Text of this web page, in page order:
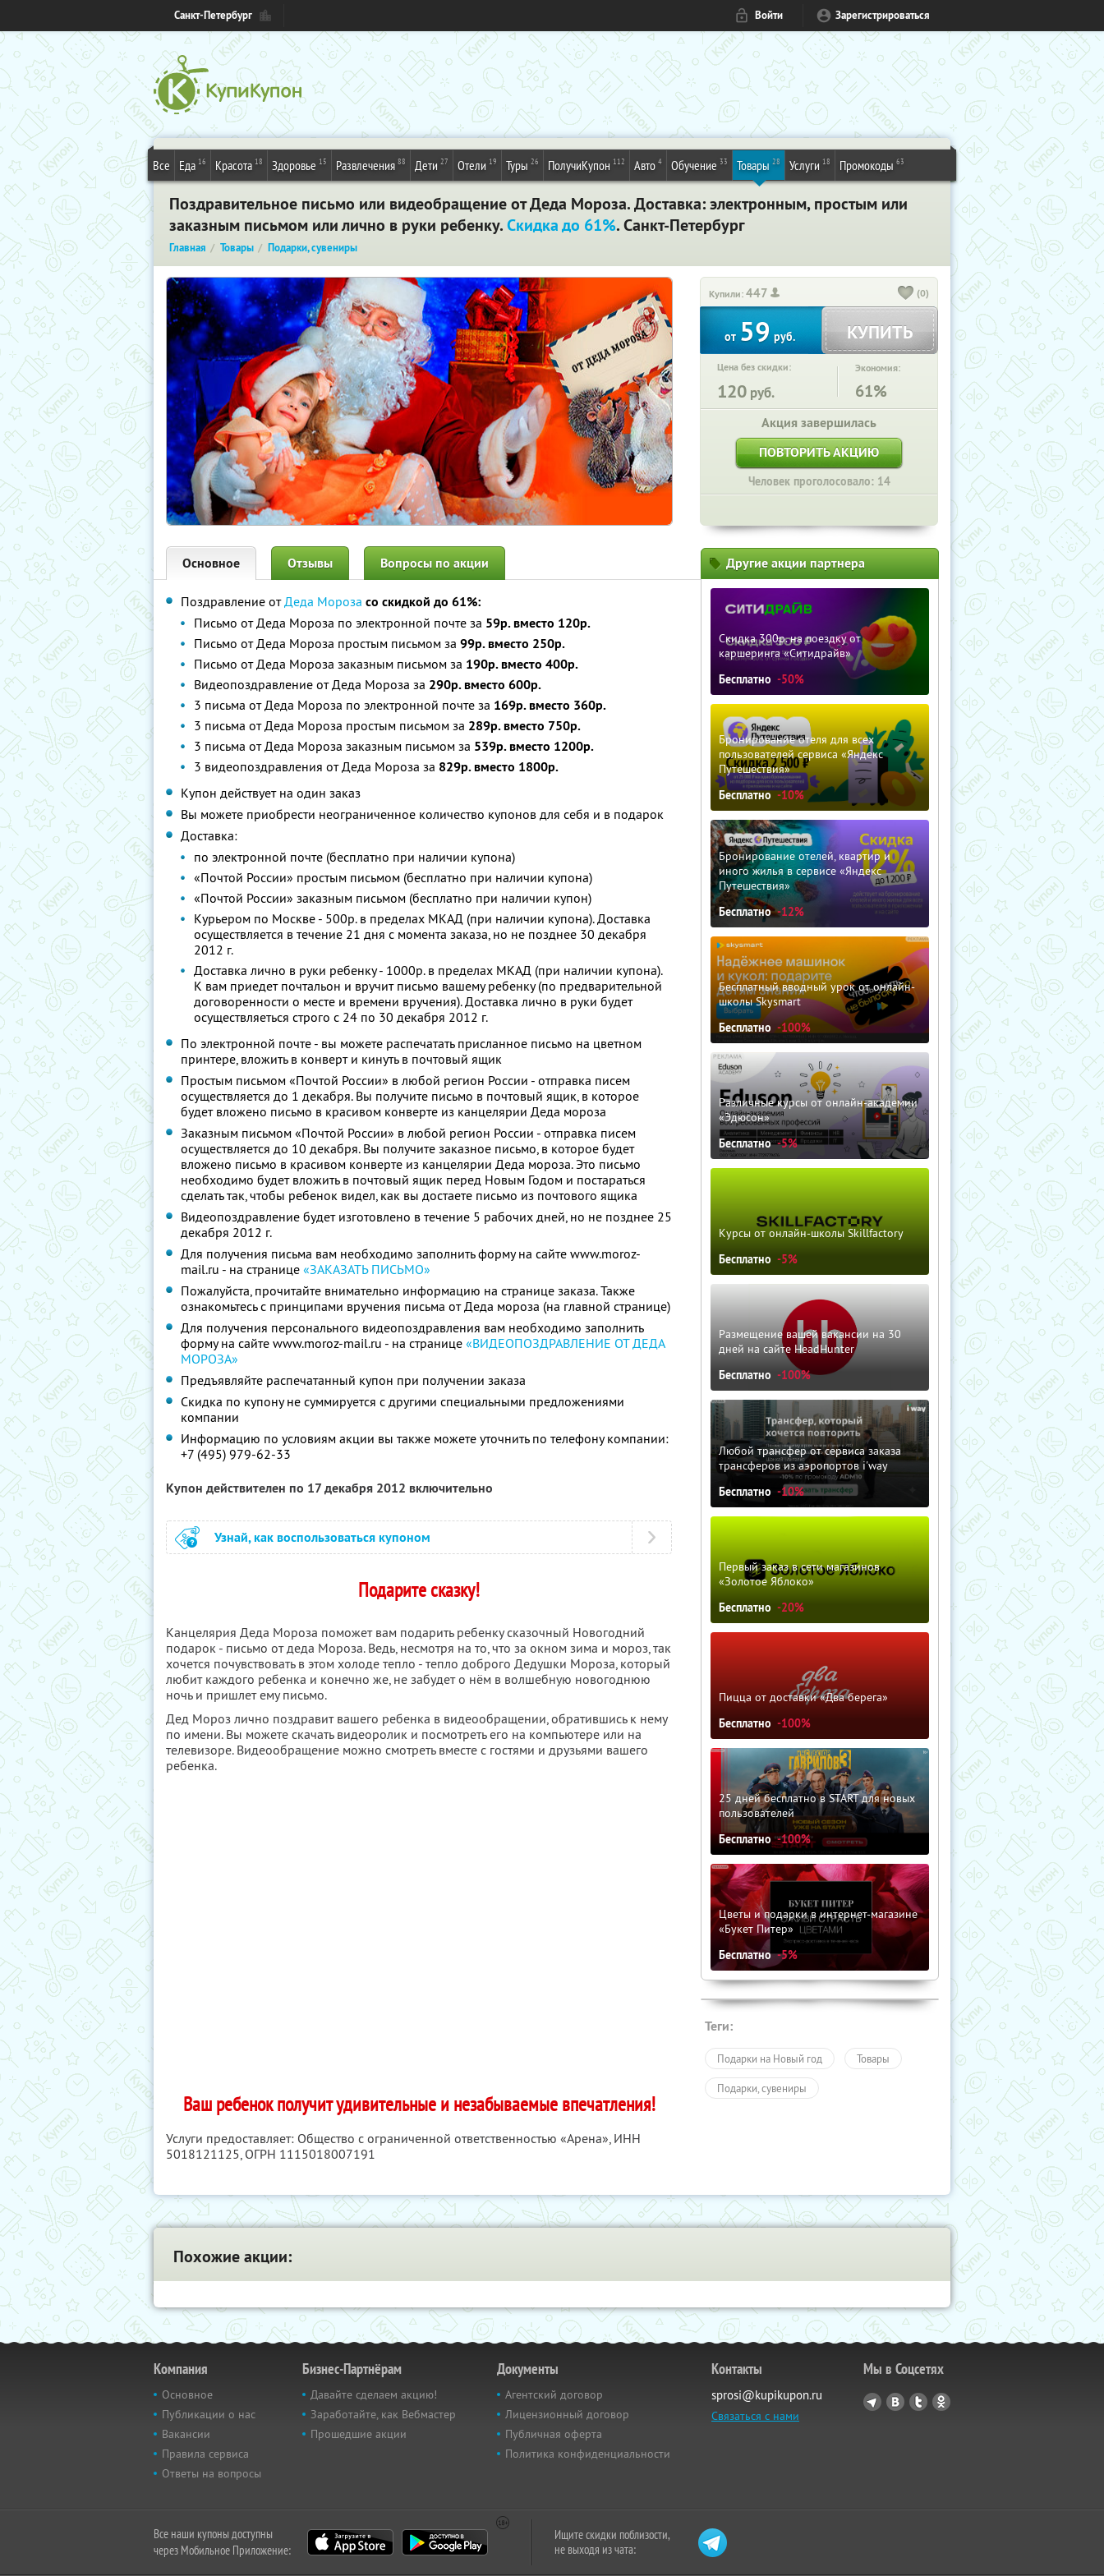
Санкт-Петербург Войти Зарегистрироваться
Все Еда 16 Красота 18 Здоровье 15 Развлечения 88 Дети 27 Отели 19 Туры 26 ПолучиКупон 112 Авто 4 Обучение 33 Товары 28 Услуги 18 Промокоды 63
Поздравительное письмо или видеобращение от Деда Мороза. Доставка: электронным, простым или
заказным письмом или лично в руки ребенку.Скидка до 61%. Санкт-Петербург
Главная Товары Подарки, сувениры
Купили:447 (0)
от 59руб. КУПИТЬ
Цена без скидки:
120 руб.
Экономия:
61%
Акция завершилась
ПОВТОРИТЬ АКЦИЮ
Человек проголосовало: 14
Основное Отзывы Вопросы по акции
Поздравление отДеда Мороза со скидкой до 61%:
Письмо от Деда Мороза по электронной почте за 59р. вместо 120р.
Письмо от Деда Мороза простым письмом за 99р. вместо 250р.
Письмо от Деда Мороза заказным письмом за 190р. вместо 400р.
Видеопоздравление от Деда Мороза за 290р. вместо 600р.
3 письма от Деда Мороза по электронной почте за 169р. вместо 360р.
3 письма от Деда Мороза простым письмом за 289р. вместо 750р.
3 письма от Деда Мороза заказным письмом за 539р. вместо 1200р.
3 видеопоздравления от Деда Мороза за 829р. вместо 1800р.
Купон действует на один заказ
Вы можете приобрести неограниченное количество купонов для себя и в подарок
Доставка:
по электронной почте (бесплатно при наличии купона)
«Почтой России» простым письмом (бесплатно при наличии купона)
«Почтой России» заказным письмом (бесплатно при наличии купон)
Курьером по Москве - 500р. в пределах МКАД (при наличии купона). Доставка
осуществляется в течение 21 дня с момента заказа, но не позднее 30 декабря
2012 г.
Доставка лично в руки ребенку - 1000р. в пределах МКАД (при наличии купона).
К вам приедет почтальон и вручит письмо вашему ребенку (по предварительной
договоренности о месте и времени вручения). Доставка лично в руки будет
осуществляеться строго с 24 по 30 декабря 2012 г.
По электронной почте - вы можете распечатать присланное письмо на цветном
принтере, вложить в конверт и кинуть в почтовый ящик
Простым письмом «Почтой России» в любой регион России - отправка писем
осуществляется до 1 декабря. Вы получите письмо в почтовый ящик, в которое
будет вложено письмо в красивом конверте из канцелярии Деда мороза
Заказным письмом «Почтой России» в любой регион России - отправка писем
осуществляется до 10 декабря. Вы получите заказное письмо, в которое будет
вложено письмо в красивом конверте из канцелярии Деда мороза. Это письмо
необходимо будет вложить в почтовый ящик перед Новым Годом и постараться
сделать так, чтобы ребенок видел, как вы достаете письмо из почтового ящика
Видеопоздравление будет изготовлено в течение 5 рабочих дней, но не позднее 25
декабря 2012 г.
Для получения письма вам необходимо заполнить форму на сайте www.moroz-
mail.ru - на странице «ЗАКАЗАТЬ ПИСЬМО»
Пожалуйста, прочитайте внимательно информацию на странице заказа. Также
ознакомьтесь с принципами вручения письма от Деда мороза (на главной странице)
Для получения персонального видеопоздравления вам необходимо заполнить
форму на сайте www.moroz-mail.ru - на странице «ВИДЕОПОЗДРАВЛЕНИЕ ОТ ДЕДА
МОРОЗА»
Предъявляйте распечатанный купон при получении заказа
Скидка по купону не суммируется с другими специальными предложениями
компании
Информацию по условиям акции вы также можете уточнить по телефону компании:
+7 (495) 979-62-33
Купон действителен по 17 декабря 2012 включительно
Узнай, как воспользоваться купоном
Подарите сказку!
Канцелярия Деда Мороза поможет вам подарить ребенку сказочный Новогодний
подарок - письмо от деда Мороза. Ведь, несмотря на то, что за окном зима и мороз, так
хочется почувствовать в этом холоде тепло - тепло доброго Дедушки Мороза, который
любит каждого ребенка и конечно же, не забудет о нём в волшебную новогоднюю
ночь и пришлет ему письмо.
Дед Мороз лично поздравит вашего ребенка в видеообращении, обратившись к нему
по имени. Вы можете скачать видеоролик и посмотреть его на компьютере или на
телевизоре. Видеообращение можно смотреть вместе с гостями и друзьями вашего
ребенка.
Ваш ребенок получит удивительные и незабываемые впечатления!
Услуги предоставляет: Общество с ограниченной ответственностью «Арена», ИНН
5018121125, ОГРН 1115018007191
Другие акции партнера
Скидка 300р. на поездку от
каршеринга «Ситидрайв»
Бесплатно -50%
Бронирование отеля для всех
пользователей сервиса «Яндекс
Путешествия»
Бесплатно -10%
Бронирование отелей, квартир и
иного жилья в сервисе «Яндекс
Путешествия»
Бесплатно -12%
Бесплатный вводный урок от онлайн-
школы Skysmart
Бесплатно -100%
Различные курсы от онлайн-академии
«Эдюсон»
Бесплатно -5%
Курсы от онлайн-школы Skillfactory
Бесплатно -5%
Размещение вашей вакансии на 30
дней на сайте HeadHunter
Бесплатно -100%
Любой трансфер от сервиса заказа
трансферов из аэропортов i'way
Бесплатно -10%
Первый заказ в сети магазинов
«Золотое Яблоко»
Бесплатно -20%
Пицца от доставки «Два берега»
Бесплатно -100%
25 дней бесплатно в START для новых
пользователей
Бесплатно -100%
Цветы и подарки в интернет-магазине
«Букет Питер»
Бесплатно -5%
Теги:
Подарки на Новый год Товары
Подарки, сувениры
Похожие акции:
Компания
Основное
Публикации о нас
Вакансии
Правила сервиса
Ответы на вопросы
Бизнес-Партнёрам
Давайте сделаем акцию!
Заработайте, как Вебмастер
Прошедшие акции
Документы
Агентский договор
Лицензионный договор
Публичная оферта
Политика конфиденциальности
Контакты
sprosi@kupikupon.ru
Связаться с нами
Мы в Соцсетях
Все наши купоны доступны
через Мобильное Приложение:
Ищите скидки поблизости,
не выходя из чата: